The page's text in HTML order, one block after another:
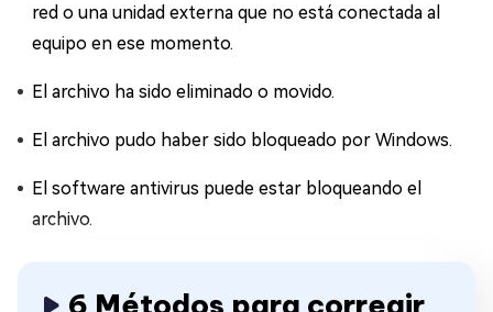
red o una unidad externa que no está conectada al
equipo en ese momento.
El archivo ha sido eliminado o movido.
El archivo pudo haber sido bloqueado por Windows.
El software antivirus puede estar bloqueando el
archivo.
6 Métodos para corregir